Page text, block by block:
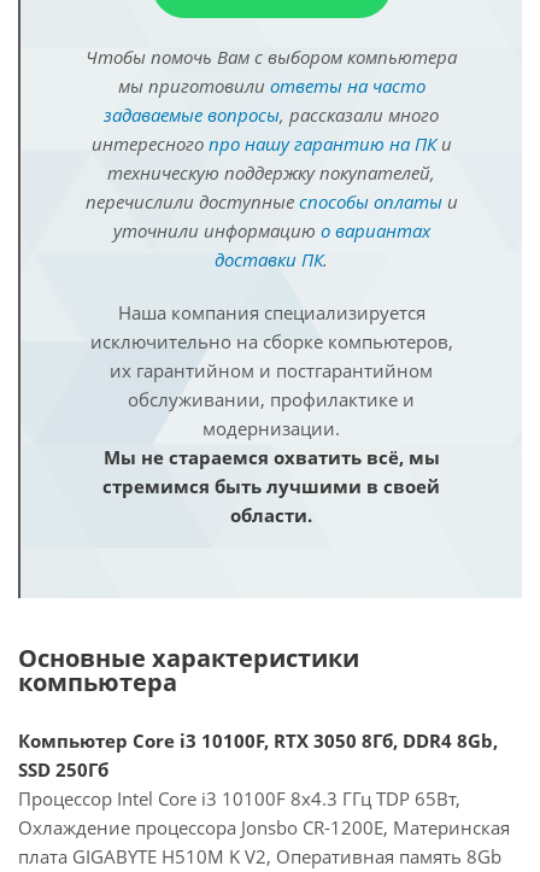
Чтобы помочь Вам с выбором компьютера
мы приготовили ответы на часто
задаваемые вопросы, рассказали много
интересного про нашу гарантию на ПКи
техническую поддержку покупателей,
перечислили доступные способы оплатыи
уточнили информацию о вариантах
доставки ПК.
Наша компания специализируется
исключительно на сборке компьютеров,
их гарантийном и постгарантийном
обслуживании, профилактике и
модернизации.
Мы не стараемся охватить всё, мы
стремимся быть лучшими в своей
области.
Основные характеристики
компьютера
Компьютер Core i3 10100F, RTX 3050 8Гб, DDR4 8Gb,
SSD 250Гб
Процессор Intel Core i3 10100F 8x4.3 ГГц TDP 65Вт,
Охлаждение процессора Jonsbo CR-1200E, Материнская
плата GIGABYTE H510M K V2, Оперативная память 8Gb